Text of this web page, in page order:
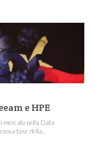
e HPE
mercato nella Data
fase della...